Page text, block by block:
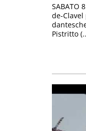
SABATO
de-
Pistritto